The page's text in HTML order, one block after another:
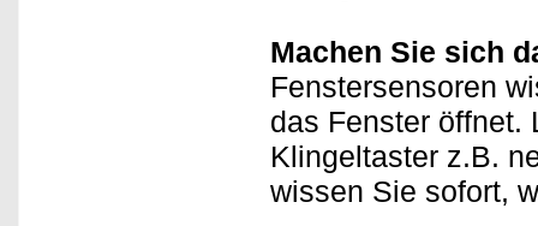
Machen Sie sich
Fenstersensoren
das Fenster öffnet.
Klingeltaster z.B.
wissen Sie sofort,